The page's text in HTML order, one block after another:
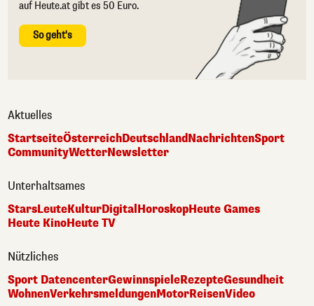
auf Heute.at gibt es 50 Euro.
So geht's
Aktuelles
StartseiteÖsterreichDeutschlandNachrichtenSport
CommunityWetterNewsletter
Unterhaltsames
StarsLeuteKulturDigital HoroskopHeute Games
Heute KinoHeute TV
Nützliches
Sport DatencenterGewinnspieleRezepteGesundheit
WohnenVerkehrsmeldungenMotorReisenVideo